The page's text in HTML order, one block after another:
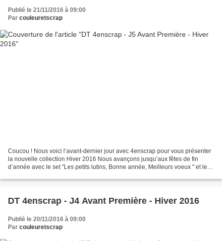
Publié le 21/11/2016 à 09:00
Par couleuretscrap
Coucou ! Nous voici l’avant-dernier jour avec 4enscrap pour vous présenter
la nouvelle collection Hiver 2016 Nous avançons jusqu’aux fêtes de fin
d’année avec le set "Les petits lutins, Bonne année, Meilleurs voeux " et les
DT 4enscrap - J4 Avant Première - Hiver 2016
Publié le 20/11/2016 à 09:00
Par couleuretscrap